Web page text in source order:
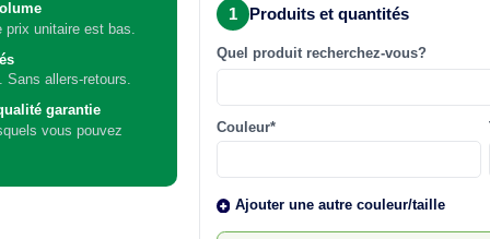
unitaire est bas.
Sans allers-retours.
garantie
vous pouvez
1 Produits et quantités
Quel produit recherchez-vous?
Couleur*
Ajouter une autre couleur/taille